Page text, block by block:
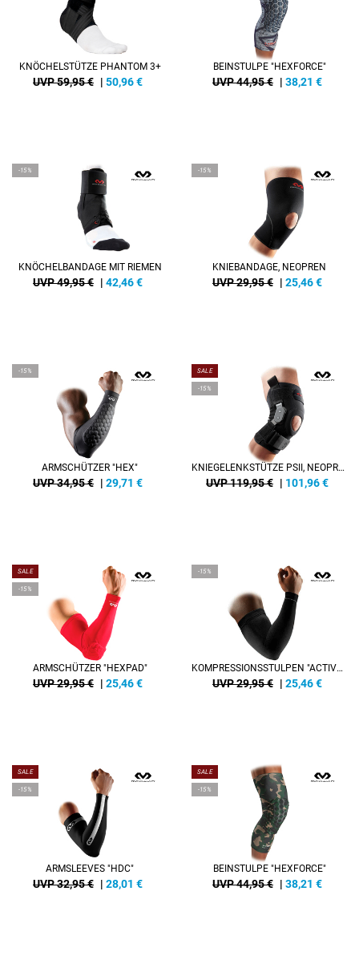
KNÖCHELSTÜTZE PHANTOM 3+
UVP 59,95 € | 50,96€
BEINSTULPE "HEXFORCE"
UVP 44,95 € | 38,21 €
-15%
KNÖCHELBANDAGE MIT RIEMEN
UVP 49,95 € | 42,46€
-15%
KNIEBANDAGE, NEOPREN
UVP 29,95 € | 25,46€
-15%
ARMSCHÜTZER "HEX"
UVP 34,95 € | 29,71 €
SALE
-15%
KNIEGELENKSTÜTZE PSII, NEOPREN
UVP 119,95 € | 101,96€
SALE
-15%
ARMSCHÜTZER "HEXPAD"
UVP 29,95 € | 25,46€
-15%
KOMPRESSIONSSTULPEN "ACTIVE MULTISPORTS"
UVP 29,95 € | 25,46€
SALE
-15%
ARMSLEEVES "HDC"
UVP 32,95 € | 28,01 €
SALE
-15%
BEINSTULPE "HEXFORCE"
UVP 44,95 € | 38,21 €